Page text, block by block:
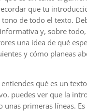
que tu
tono de todo el texto.
y, sobre
una idea de qué
y cómo planeas
qué es un texto
puedes ver que la
unas primeras líneas. Es